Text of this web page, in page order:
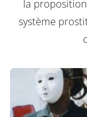
la
système